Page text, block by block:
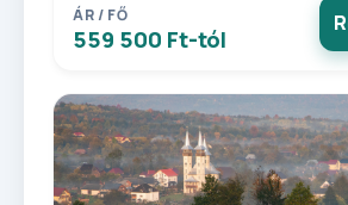
ÁR / FŐ
559 500 Ft-tól